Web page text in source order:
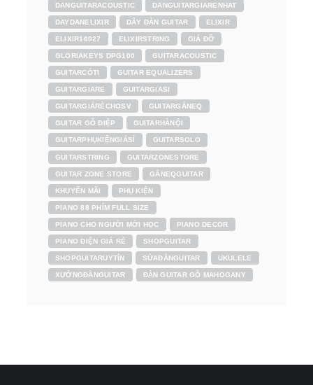
DANGUITARACOUSTIC DANGUITARGIARENHAT
DAYDANELIXIR DÂY ĐÀN GUITAR ELIXIR
ELIXIR16027 ELIXIRSTRING GIÁ ĐỠ
GLORIAKEYS DPG100 GUITARACOUSTIC
GUITARCÓTI GUITAR EQUALIZERS
GUITARGIARE GUITARGIASI
GUITARGIÁRẺCHOSV GUITARGẮNEQ
GUITAR GỖ ĐIỆP GUITARHÀNỘI
GUITARPHỤKIỆNGIÁSỈ GUITARSOLO
GUITARSTRING GUITARZONESTORE
GUITAR ZONE STORE GẮNEQGUITAR
KHUYẾN MÃI PHỤ KIỆN
PIANO 88 PHÍM FULL SIZE
PIANO CHO NGƯỜI MỚI HỌC PIANO DECOR
PIANO ĐIỆN GIÁ RẺ SHOPGUITAR
SHOPGUITARUYTÍN SỬAĐÀNGUITAR UKULELE
XƯỞNGĐÀNGUITAR ĐÀN GUITAR GỖ MAHOGANY